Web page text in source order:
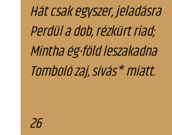
Hát csak egyszer, jeladásra
Perdül a dob, rézkürt riad;
Mintha ég-föld leszakadna
Tomboló zaj, sívás* miatt.
26